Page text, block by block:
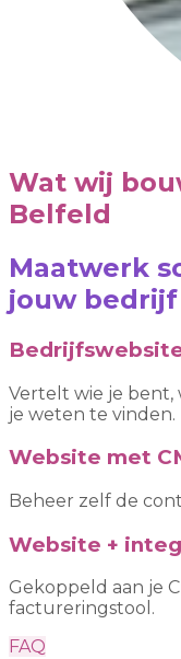
Wat wij
Belfeld
Maatwerk
jouw bedrijf
Vertelt wie je
je weten te vinden.
Website met
Beheer zelf de
Website +
Gekoppeld aan je
factureringstool.
FAQ